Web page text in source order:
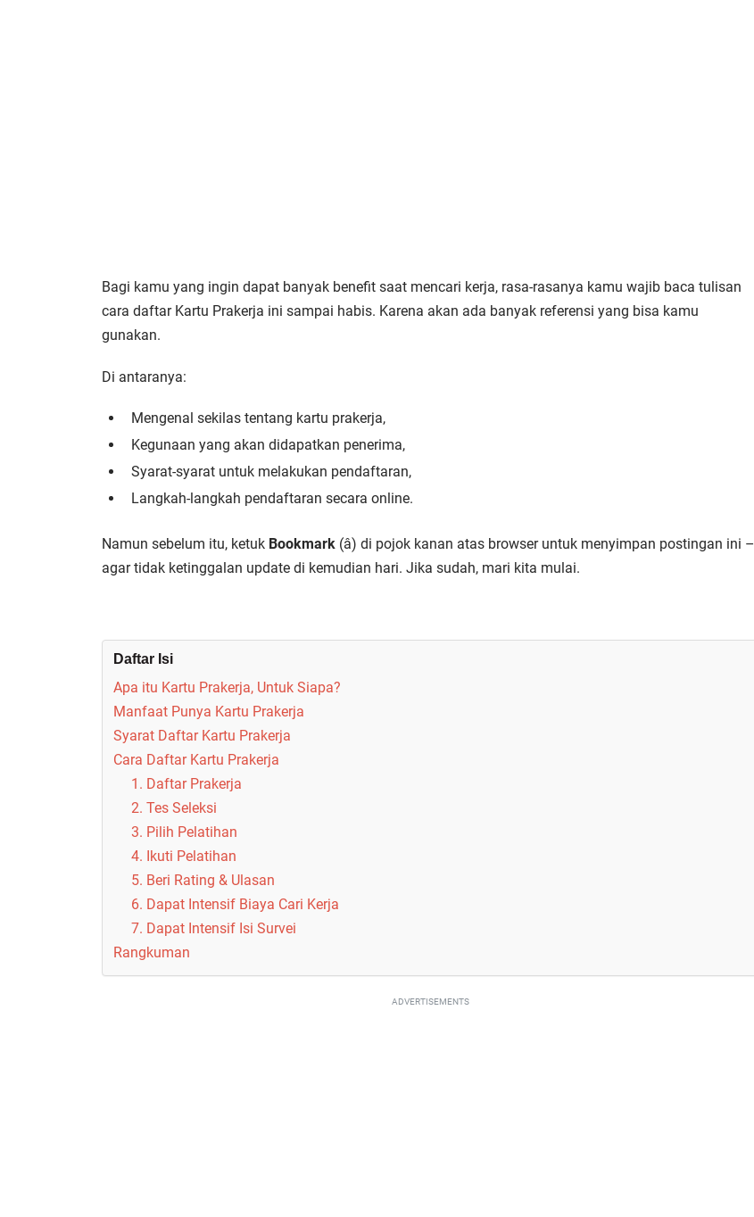
Bagi kamu yang ingin dapat banyak benefit saat mencari kerja, rasa-rasanya kamu wajib baca tulisan
cara daftar Kartu Prakerja ini sampai habis. Karena akan ada banyak referensi yang bisa kamu
gunakan.
Di antaranya:
Mengenal sekilas tentang kartu prakerja,
Kegunaan yang akan didapatkan penerima,
Syarat-syarat untuk melakukan pendaftaran,
Langkah-langkah pendaftaran secara online.
Namun sebelum itu, ketuk Bookmark (â­) di pojok kanan atas browser untuk menyimpan postingan ini –
agar tidak ketinggalan update di kemudian hari. Jika sudah, mari kita mulai.
Daftar Isi
Apa itu Kartu Prakerja, Untuk Siapa?
Manfaat Punya Kartu Prakerja
Syarat Daftar Kartu Prakerja
Cara Daftar Kartu Prakerja
1. Daftar Prakerja
2. Tes Seleksi
3. Pilih Pelatihan
4. Ikuti Pelatihan
5. Beri Rating & Ulasan
6. Dapat Intensif Biaya Cari Kerja
7. Dapat Intensif Isi Survei
Rangkuman
ADVERTISEMENTS